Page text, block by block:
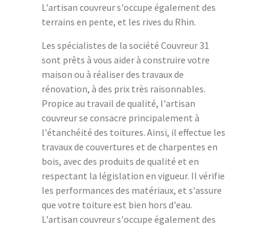
L'artisan couvreur s'occupe également des
terrains en pente, et les rives du Rhin.
Les spécialistes de la société Couvreur 31
sont prêts à vous aider à construire votre
maison ou à réaliser des travaux de
rénovation, à des prix très raisonnables.
Propice au travail de qualité, l'artisan
couvreur se consacre principalement à
l'étanchéité des toitures. Ainsi, il effectue les
travaux de couvertures et de charpentes en
bois, avec des produits de qualité et en
respectant la législation en vigueur. Il vérifie
les performances des matériaux, et s'assure
que votre toiture est bien hors d'eau.
L'artisan couvreur s'occupe également des